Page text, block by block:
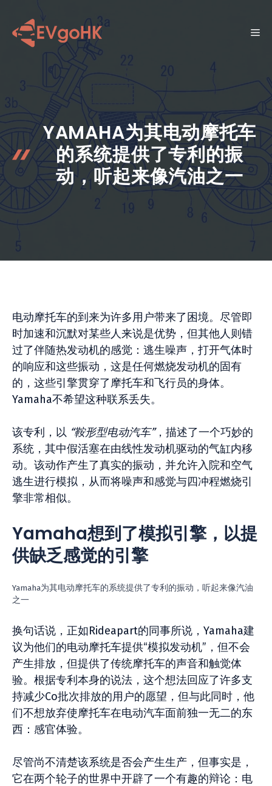
菜
YAMAHA为其电动摩托车
的系统提供了专利的振
动，听起来像汽油之一
电动摩托车的到来为许多用户带来了困境。尽管即
时加速和沉默对某些人来说是优势，但其他人则错
过了伴随热发动机的感觉：逃生噪声，打开气体时
的响应和这些振动，这是任何燃烧发动机的固有
的，这些引擎贯穿了摩托车和飞行员的身体。
Yamaha不希望这种联系丢失。
该专利，以 “鞍形型电动汽车”，描述了一个巧妙的
系统，其中假活塞在由线性发动机驱动的气缸内移
动。该动作产生了真实的振动，并允许入院和空气
逃生进行模拟，从而将噪声和感觉与四冲程燃烧引
擎非常相似。
Yamaha想到了模拟引擎，以提
供缺乏感觉的引擎
Yamaha为其电动摩托车的系统提供了专利的振动，听起来像汽油
之一
换句话说，正如Rideapart的同事所说，Yamaha建
议为他们的电动摩托车提供“模拟发动机”，但不会
产生排放，但提供了传统摩托车的声音和触觉体
验。根据专利本身的说法，这个想法回应了许多支
持减少Co批次排放的用户的愿望，但与此同时，他
们不想放弃使摩托车在电动汽车面前独一无二的东
西：感官体验。
尽管尚不清楚该系统是否会产生生产，但事实是，
它在两个轮子的世界中开辟了一个有趣的辩论：电